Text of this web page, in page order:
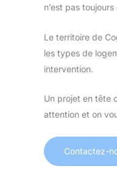
n’est pas
Le territoire de
les types de
intervention.
Un projet en tête
attention et on
Contactez-